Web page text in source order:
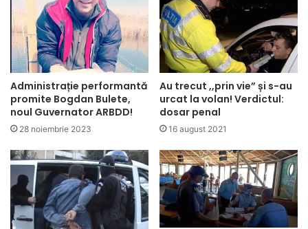
Administrație performantă
promite Bogdan Bulete,
noul Guvernator ARBDD!
28 noiembrie 2023
Au trecut ,,prin vie” și s-au
urcat la volan! Verdictul:
dosar penal
16 august 2021